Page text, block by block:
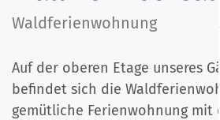
Waldferienwohnung
Auf der oberen Etage unseres
befindet sich die
gemütliche Ferienwohnung mit